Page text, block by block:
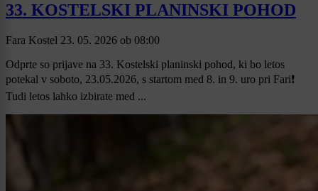
33. KOSTELSKI PLANINSKI POHOD
Fara Kostel 23. 05. 2026 ob 08:00
Odprte so prijave na 33. Kostelski planinski pohod, ki bo letos
potekal v soboto, 23.05.2026, s startom med 8. in 9. uro pri Fari❗
Tudi letos lahko izbirate med ...